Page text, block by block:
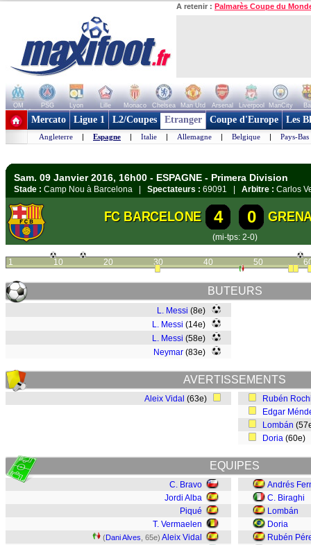
A retenir : Palmarès Coupe du
OM PSG Lyon Lille Monaco Chelsea Man Utd Arsenal Liverpool ManCity
+ de clubs
Mercato Ligue 1 L2/Coupes Etranger Coupe d'Europe Les
Angleterre | Espagne | Italie | Allemagne | Belgique | Pays-Bas
Sam. 09 Janvier 2016, 16h00 - ESPAGNE - Primera Division
Stade : Camp Nou à Barcelona | Spectateurs : 69091 | Arbitre : Carlos
FC BARCELONE 4 0
(mi-tps: 2-0)
1 10 20 30 40 50
BUTEURS
L. Messi (8e)
L. Messi (14e)
L. Messi (58e)
Neymar (83e)
AVERTISSEMENTS
Aleix Vidal (63e)
Rubén
Edgar
Lombán
Doria (60e)
EQUIPES
C. Bravo
Jordi Alba
Piqué
T. Vermaelen
(Dani Alves , 65e) Aleix Vidal
Andrés
C. Biraghi
Lombán
Doria
Rubén